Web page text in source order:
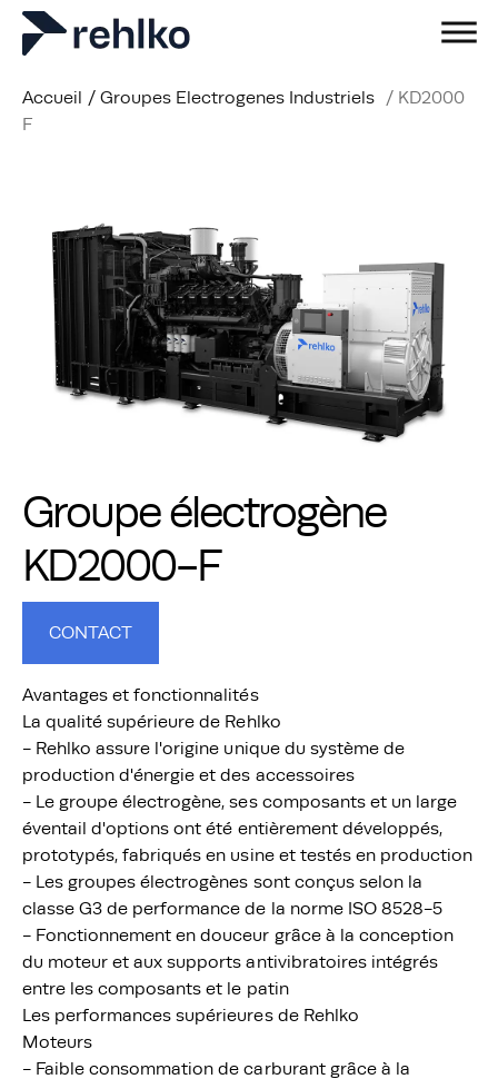
Accueil / Groupes Electrogenes Industriels / KD2000
F
Groupe électrogène
KD2000-F
CONTACT
Avantages et fonctionnalités
La qualité supérieure de Rehlko
- Rehlko assure l'origine unique du système de
production d'énergie et des accessoires
- Le groupe électrogène, ses composants et un large
éventail d'options ont été entièrement développés,
prototypés, fabriqués en usine et testés en production
- Les groupes électrogènes sont conçus selon la
classe G3 de performance de la norme ISO 8528-5
- Fonctionnement en douceur grâce à la conception
du moteur et aux supports antivibratoires intégrés
entre les composants et le patin
Les performances supérieures de Rehlko
Moteurs
- Faible consommation de carburant grâce à la